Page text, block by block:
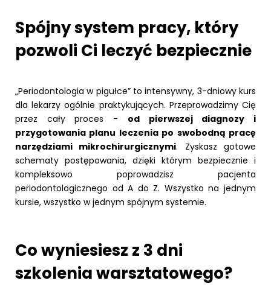
Spójny system pracy, który
pozwoli Ci leczyć bezpiecznie
„Periodontologia w pigułce” to intensywny, 3-dniowy kurs
dla lekarzy ogólnie praktykujących. Przeprowadzimy Cię
przez cały proces - od pierwszej diagnozy i
przygotowania planu leczenia po swobodną pracę
narzędziami mikrochirurgicznymi. Zyskasz gotowe
schematy postępowania, dzięki którym bezpiecznie i
kompleksowo poprowadzisz pacjenta
periodontologicznego od A do Z. Wszystko na jednym
kursie, wszystko w jednym spójnym systemie.
Co wyniesiesz z 3 dni
szkolenia warsztatowego?